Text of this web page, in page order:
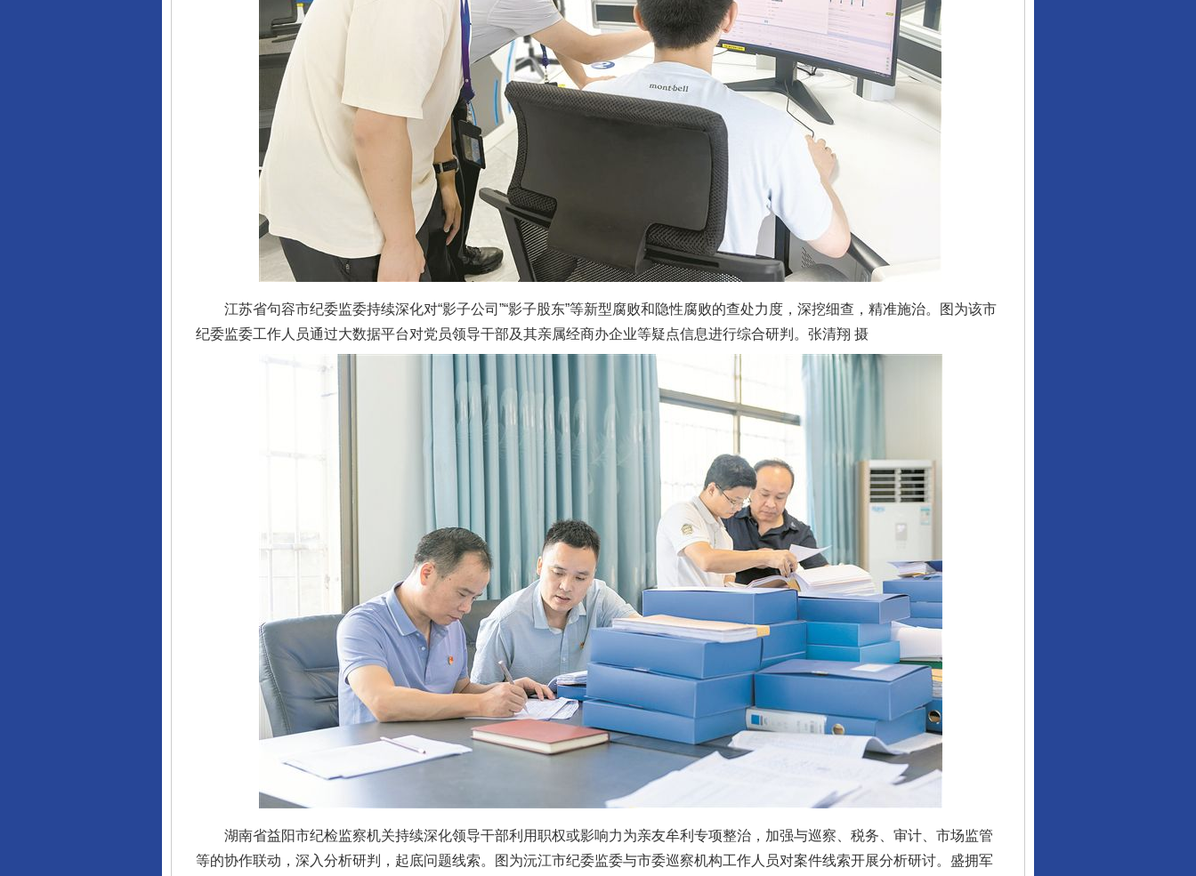
江苏省句容市纪委监委持续深化对“影子公司”“影子股东”等新型腐败和隐性腐败的查处力度，深挖细查，精准施治。图为该市
纪委监委工作人员通过大数据平台对党员领导干部及其亲属经商办企业等疑点信息进行综合研判。张清翔 摄
湖南省益阳市纪检监察机关持续深化领导干部利用职权或影响力为亲友牟利专项整治，加强与巡察、税务、审计、市场监管
等的协作联动，深入分析研判，起底问题线索。图为沅江市纪委监委与市委巡察机构工作人员对案件线索开展分析研讨。盛拥军